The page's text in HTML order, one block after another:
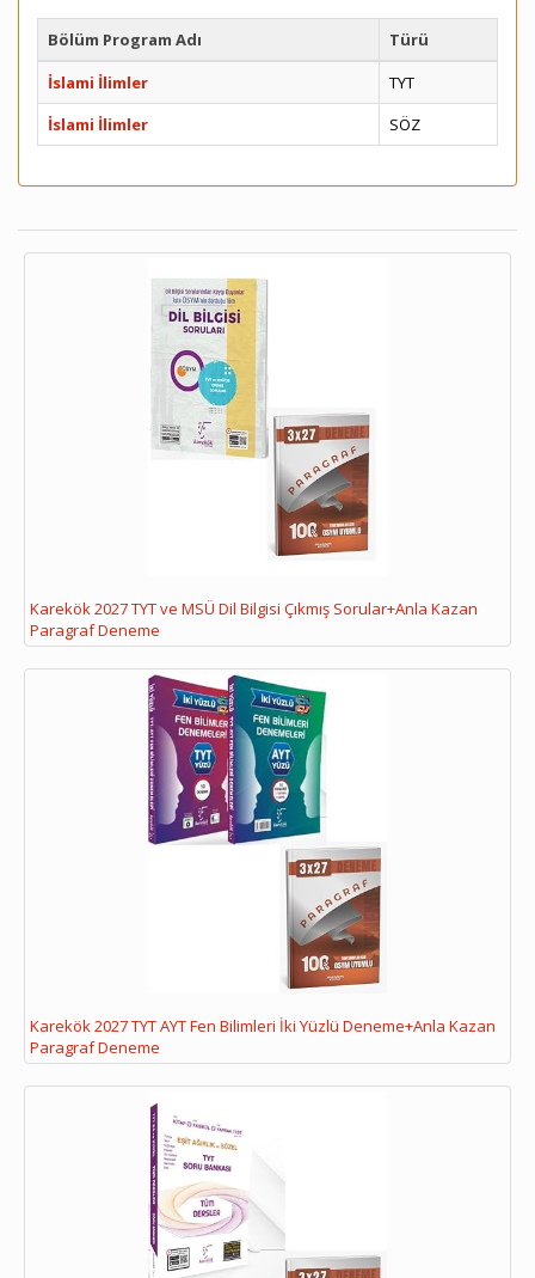
Bölüm Program Adı
Türü
İslami İlimler
TYT
İslami İlimler
SÖZ
Karekök 2027 TYT ve MSÜ Dil Bilgisi Çıkmış Sorular+Anla Kazan
Paragraf Deneme
Karekök 2027 TYT AYT Fen Bilimleri İki Yüzlü Deneme+Anla Kazan
Paragraf Deneme